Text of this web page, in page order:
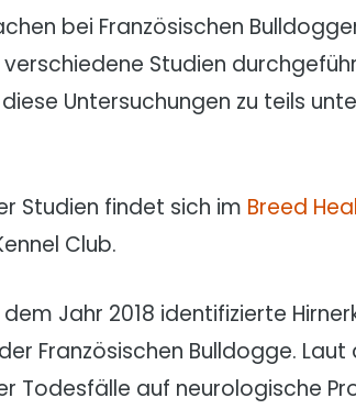
bei Französischen
Studien
Untersuchungen zu teils
Studien findet sich im Breed
Club.
Jahr 2018 identifizierte
Französischen Bulldogge. Laut
Todesfälle auf neurologische